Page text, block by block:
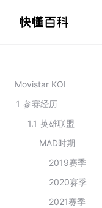
Movistar KOI
1 参赛经历
1.1 英雄联盟
MAD时期
2019赛季
2020赛季
2021赛季